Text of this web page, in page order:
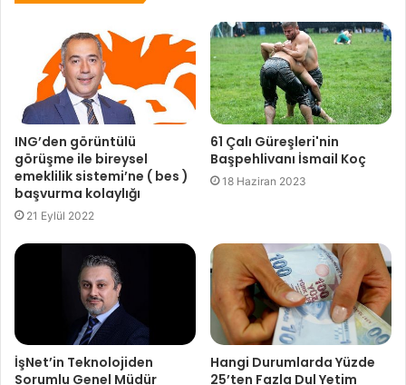
ING’den görüntülü
görüşme ile bireysel
emeklilik sistemi’ne ( bes )
başvurma kolaylığı
21 Eylül 2022
61 Çalı Güreşleri'nin
Başpehlivanı İsmail Koç
18 Haziran 2023
İşNet’in Teknolojiden
Sorumlu Genel Müdür
Hangi Durumlarda Yüzde
25’ten Fazla Dul Yetim